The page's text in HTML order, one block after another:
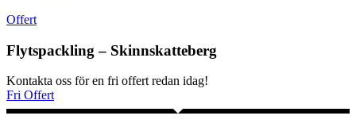
Offert
Flytspackling – Skinnskatteberg
Kontakta oss för en fri offert redan idag!
Fri Offert